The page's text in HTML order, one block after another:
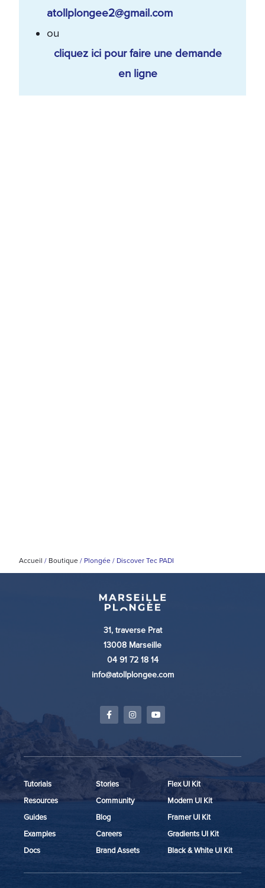
atollplongee2@gmail.com
ou
cliquez ici pour faire une demande
en ligne
Accueil / Boutique / Plongée / Discover Tec PADI
31, traverse Prat
13008 Marseille
04 91 72 18 14
info@atollplongee.com
Tutorials
Resources
Guides
Examples
Docs
Stories
Community
Blog
Careers
Brand Assets
Flex UI Kit
Modern UI Kit
Framer UI Kit
Gradients UI Kit
Black & White UI Kit